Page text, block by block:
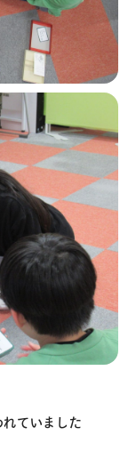
ていました